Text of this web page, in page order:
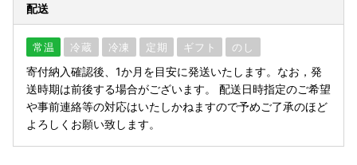
配送
常温 冷蔵 冷凍 定期 ギフト のし
寄付納入確認後、1か月を目安に発送いたします。なお，発
送時期は前後する場合がございます。 配送日時指定のご希望
や事前連絡等の対応はいたしかねますので予めご了承のほど
よろしくお願い致します。